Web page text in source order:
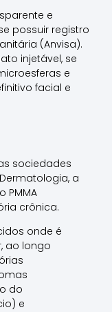
e
possuir registro
(Anvisa).
injetável, se
e
facial e
sociedades
a
PMMA
crônica.
onde é
ao longo
do
e